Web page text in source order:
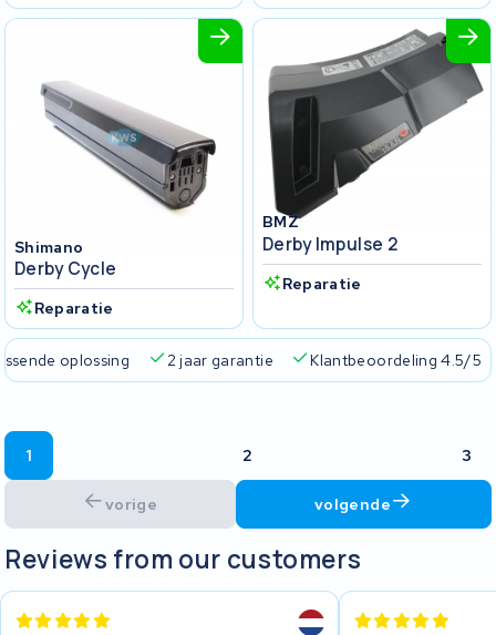
Shimano
Derby Cycle
Reparatie
BMZ
Derby Impulse 2
Reparatie
oplossing 2 jaar garantie Klantbeoordeling 4.5/5
vorige
1 2 3
volgende
Reviews from our customers